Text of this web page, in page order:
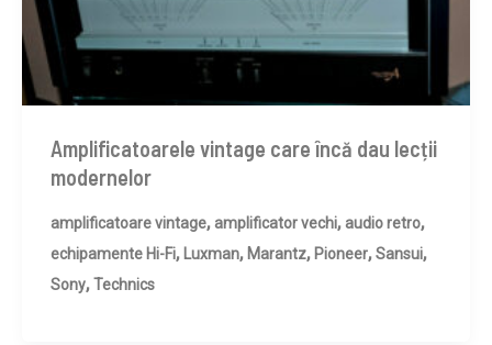
Amplificatoarele vintage care încă dau lecții
modernelor
amplificatoare vintage,amplificator vechi,audio retro,
echipamente Hi-Fi, Luxman, Marantz, Pioneer,Sansui,
Sony,Technics